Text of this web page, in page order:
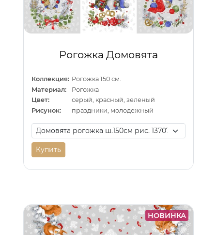
Рогожка Домовята
Коллекция: Рогожка 150 см.
Материал:
Рогожка
Цвет:
серый, красный, зеленый
Рисунок:
праздники, молодежный
Купить
НОВИНКА